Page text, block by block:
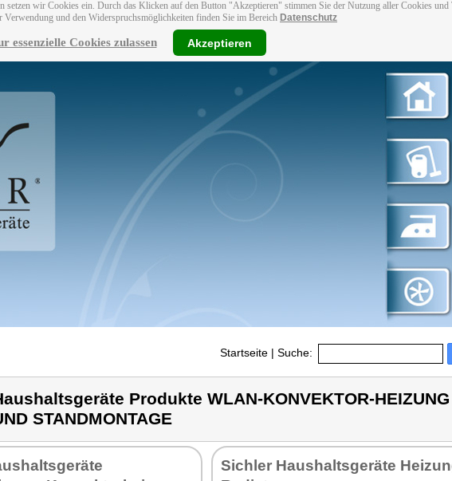
setzen wir Cookies ein. Durch das Klicken auf den Button "Akzeptieren" stimmen Sie der Nutzung aller Cookies und
Verwendung und den Widerspruchsmöglichkeiten finden Sie im Bereich Datenschutz
essenzielle Cookies zulassen Akzeptieren
Startseite | Suche:
Produkte WLAN-KONVEKTOR-HEIZUNG
STANDMONTAGE
Sichler Haushaltsgeräte